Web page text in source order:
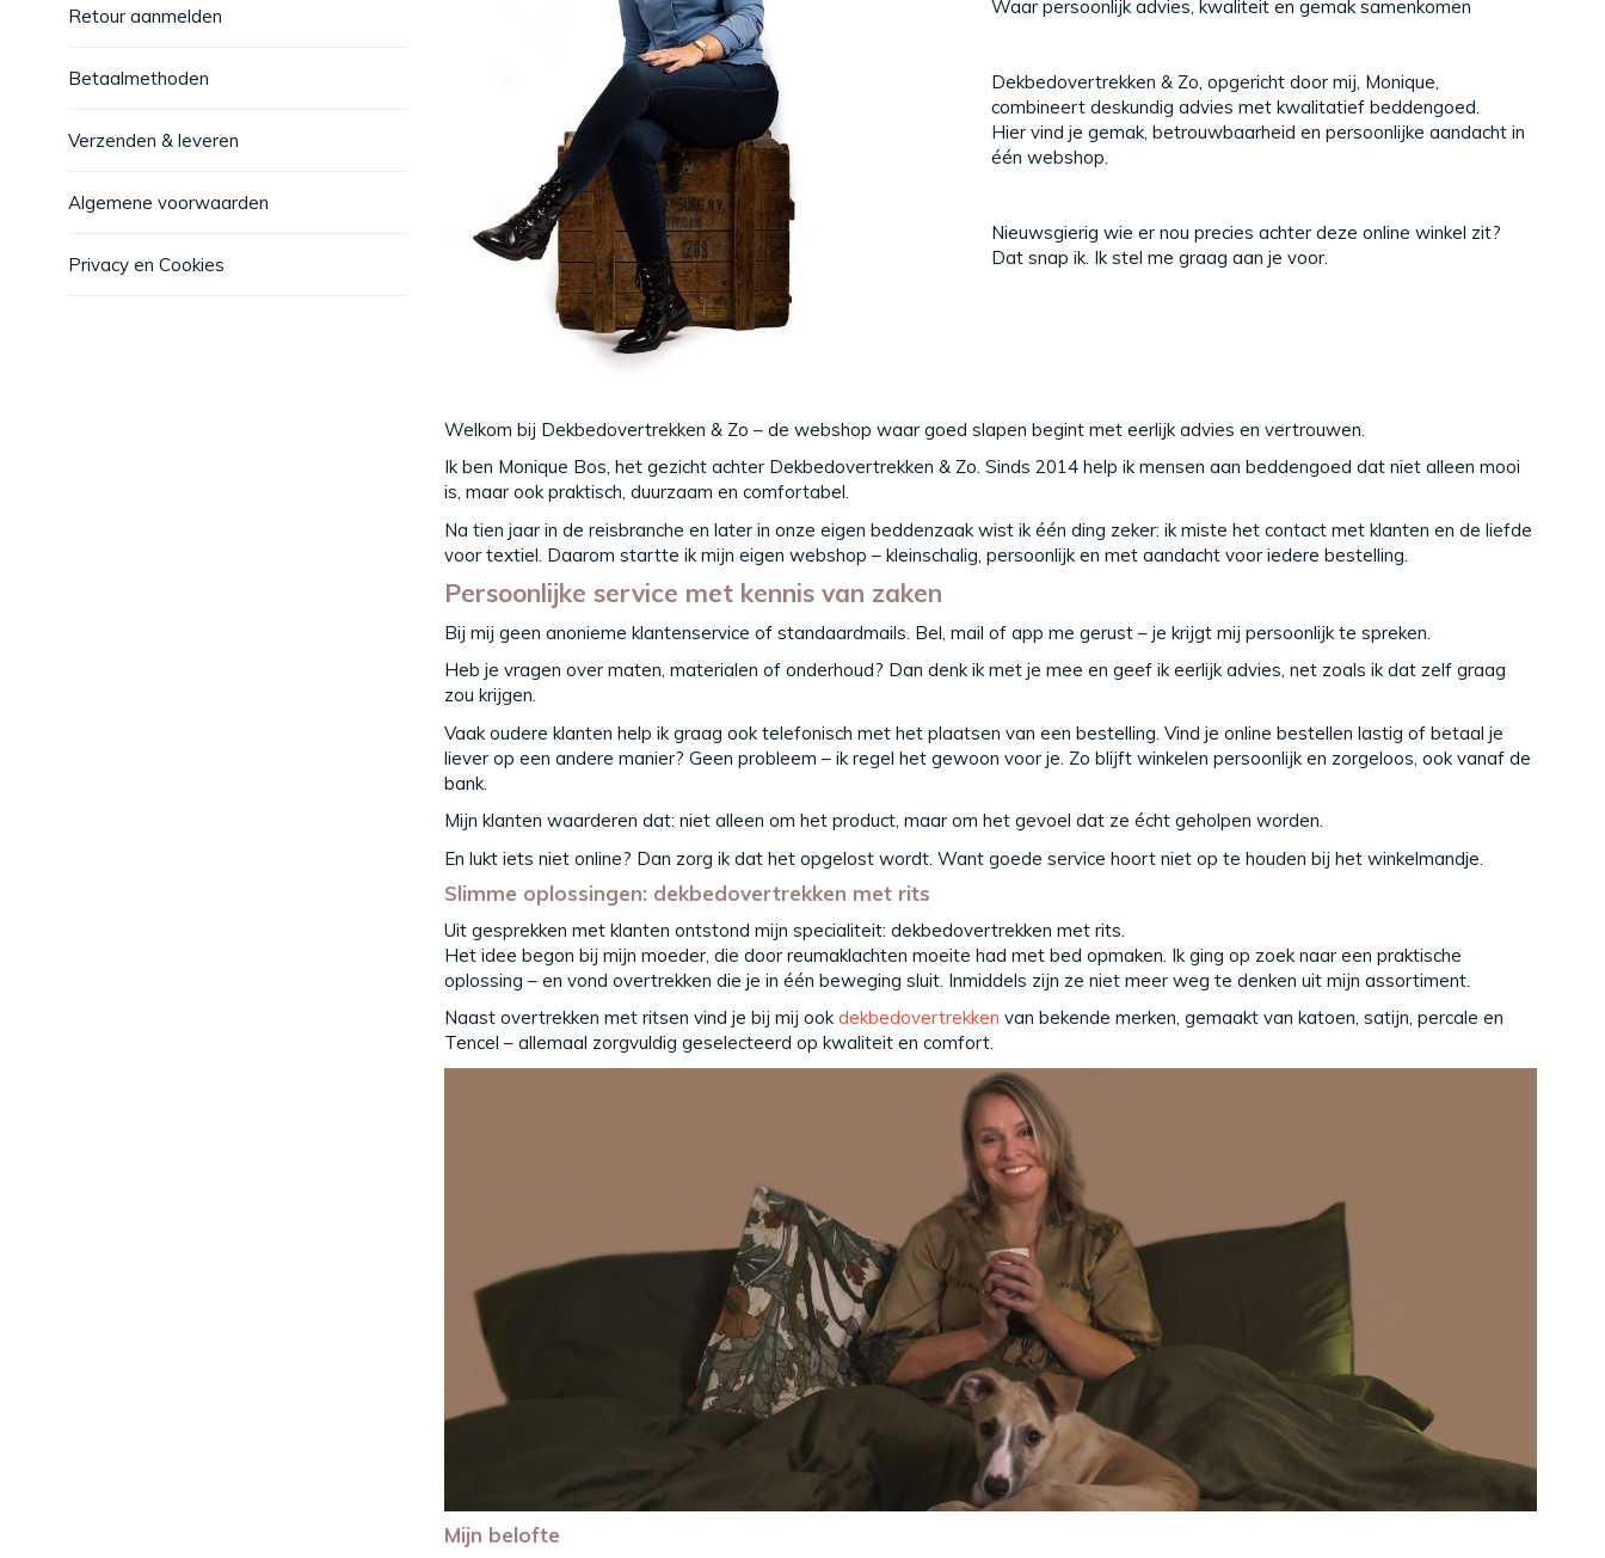
Retour aanmelden
Betaalmethoden
Verzenden & leveren
Algemene voorwaarden
Privacy en Cookies
Waar persoonlijk advies, kwaliteit en gemak samenkomen
Dekbedovertrekken & Zo, opgericht door mij, Monique,
combineert deskundig advies met kwalitatief beddengoed.
Hier vind je gemak, betrouwbaarheid en persoonlijke aandacht in
één webshop.
Nieuwsgierig wie er nou precies achter deze online winkel zit?
Dat snap ik. Ik stel me graag aan je voor.
Welkom bij Dekbedovertrekken & Zo – de webshop waar goed slapen begint met eerlijk advies en vertrouwen.
Ik ben Monique Bos, het gezicht achter Dekbedovertrekken & Zo. Sinds 2014 help ik mensen aan beddengoed dat niet alleen mooi
is, maar ook praktisch, duurzaam en comfortabel.
Na tien jaar in de reisbranche en later in onze eigen beddenzaak wist ik één ding zeker: ik miste het contact met klanten en de liefde
voor textiel. Daarom startte ik mijn eigen webshop – kleinschalig, persoonlijk en met aandacht voor iedere bestelling.
Persoonlijke service met kennis van zaken
Bij mij geen anonieme klantenservice of standaardmails. Bel, mail of app me gerust – je krijgt mij persoonlijk te spreken.
Heb je vragen over maten, materialen of onderhoud? Dan denk ik met je mee en geef ik eerlijk advies, net zoals ik dat zelf graag
zou krijgen.
Vaak oudere klanten help ik graag ook telefonisch met het plaatsen van een bestelling. Vind je online bestellen lastig of betaal je
liever op een andere manier? Geen probleem – ik regel het gewoon voor je. Zo blijft winkelen persoonlijk en zorgeloos, ook vanaf de
bank.
Mijn klanten waarderen dat: niet alleen om het product, maar om het gevoel dat ze écht geholpen worden.
En lukt iets niet online? Dan zorg ik dat het opgelost wordt. Want goede service hoort niet op te houden bij het winkelmandje.
Slimme oplossingen: dekbedovertrekken met rits
Uit gesprekken met klanten ontstond mijn specialiteit: dekbedovertrekken met rits.
Het idee begon bij mijn moeder, die door reumaklachten moeite had met bed opmaken. Ik ging op zoek naar een praktische
oplossing – en vond overtrekken die je in één beweging sluit. Inmiddels zijn ze niet meer weg te denken uit mijn assortiment.
Naast overtrekken met ritsen vind je bij mij ookdekbedovertrekken van bekende merken, gemaakt van katoen, satijn, percale en
Tencel – allemaal zorgvuldig geselecteerd op kwaliteit en comfort.
Mijn belofte